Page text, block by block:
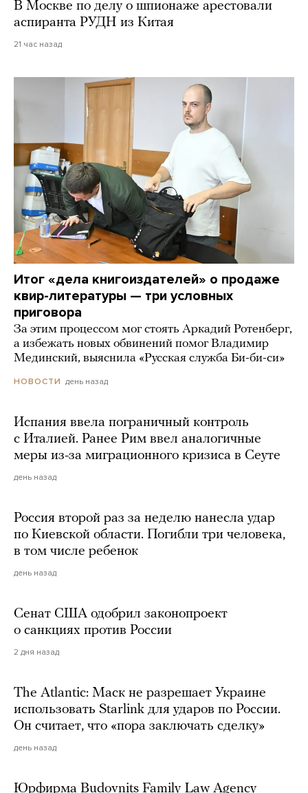
В Москве по делу о шпионаже арестовали
аспиранта РУДН из Китая
21 час назад
Итог «дела книгоиздателей» о продаже
квир-литературы — три условных
приговора
За этим процессом мог стоять Аркадий Ротенберг,
а избежать новых обвинений помог Владимир
Мединский, выяснила «Русская служба Би-би-си»
НОВОСТИ день назад
Испания ввела пограничный контроль
с Италией. Ранее Рим ввел аналогичные
меры из-за миграционного кризиса в Сеуте
день назад
Россия второй раз за неделю нанесла удар
по Киевской области. Погибли три человека,
в том числе ребенок
день назад
Сенат США одобрил законопроект
о санкциях против России
2 дня назад
The Atlantic: Маск не разрешает Украине
использовать Starlink для ударов по России.
Он считает, что «пора заключать сделку»
день назад
Юрфирма Budovnits Family Law Agency